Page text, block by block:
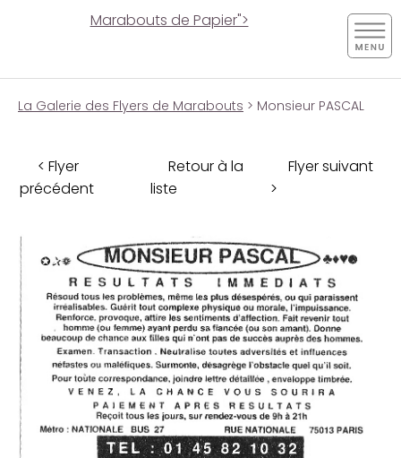
Marabouts de Papier">
La Galerie des Flyers de Marabouts > Monsieur PASCAL
< Flyer
précédent
Retour à la
liste
Flyer suivant
>